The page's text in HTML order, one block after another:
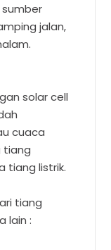
jalan,
solar cell
cuaca
tiang
tiang listrik.
tiang
lain :